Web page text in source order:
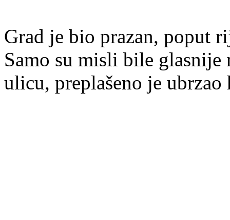
Grad je bio prazan, poput
Samo su misli bile glasnije
ulicu, preplašeno je ubrzao